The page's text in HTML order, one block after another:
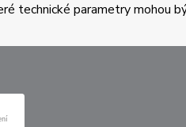
technické parametry mohou